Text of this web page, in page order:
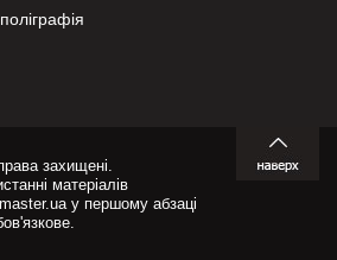
захищені.
матеріалів
у першому абзаці